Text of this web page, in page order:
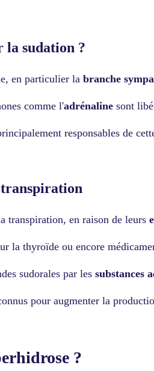
la sudation ?
en particulier la branche
comme l'adrénaline sont
responsables de
transpiration, en raison de leurs
la thyroïde ou encore
sudorales par les substances
pour augmenter la
?